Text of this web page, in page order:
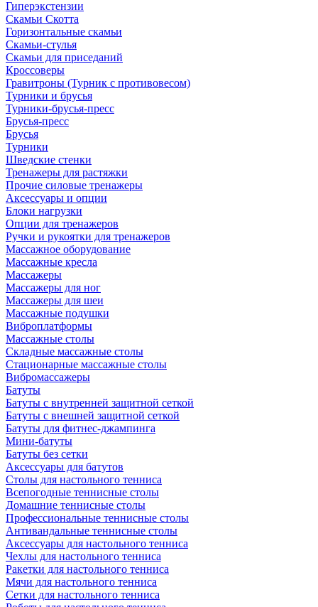
Гиперэкстензии
Скамьи Скотта
Горизонтальные скамьи
Скамьи-стулья
Скамьи для приседаний
Кроссоверы
Гравитроны (Турник с противовесом)
Турники и брусья
Турники-брусья-пресс
Брусья-пресс
Брусья
Турники
Шведские стенки
Тренажеры для растяжки
Прочие силовые тренажеры
Аксессуары и опции
Блоки нагрузки
Опции для тренажеров
Ручки и рукоятки для тренажеров
Массажное оборудование
Массажные кресла
Массажеры
Массажеры для ног
Массажеры для шеи
Массажные подушки
Виброплатформы
Массажные столы
Складные массажные столы
Стационарные массажные столы
Вибромассажеры
Батуты
Батуты с внутренней защитной сеткой
Батуты с внешней защитной сеткой
Батуты для фитнес-джампинга
Мини-батуты
Батуты без сетки
Аксессуары для батутов
Столы для настольного тенниса
Всепогодные теннисные столы
Домашние теннисные столы
Профессиональные теннисные столы
Антивандальные теннисные столы
Аксессуары для настольного тенниса
Чехлы для настольного тенниса
Ракетки для настольного тенниса
Мячи для настольного тенниса
Сетки для настольного тенниса